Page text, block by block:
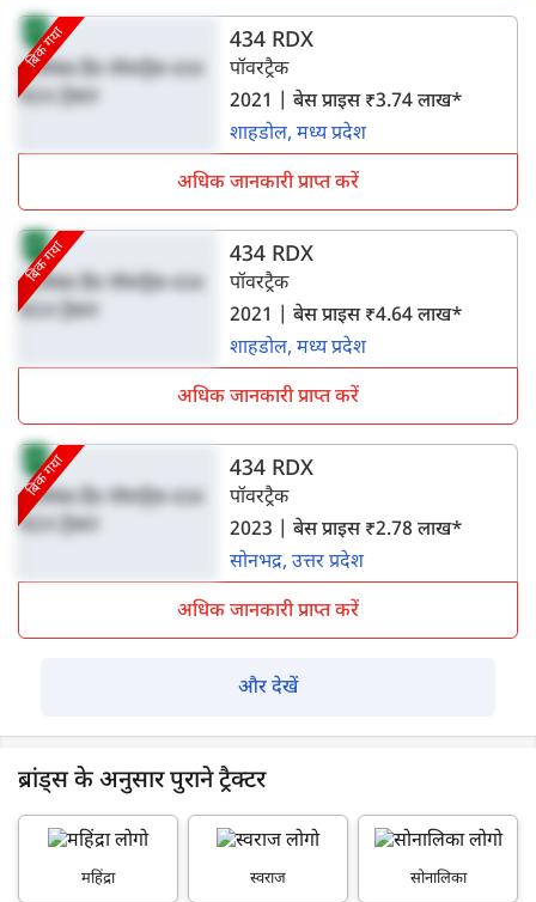
बिक गया 434 RDX
पॉवरट्रैक
2021 | बेस प्राइस ₹3.74 लाख*
शाहडोल, मध्य प्रदेश
अधिक जानकारी प्राप्त करें
बिक गया 434 RDX
पॉवरट्रैक
2021 | बेस प्राइस ₹4.64 लाख*
शाहडोल, मध्य प्रदेश
अधिक जानकारी प्राप्त करें
बिक गया 434 RDX
पॉवरट्रैक
2023 | बेस प्राइस ₹2.78 लाख*
सोनभद्र, उत्तर प्रदेश
अधिक जानकारी प्राप्त करें
और देखें
ब्रांड्स के अनुसार पुराने ट्रैक्टर
महिंद्रा स्वराज सोनालिका